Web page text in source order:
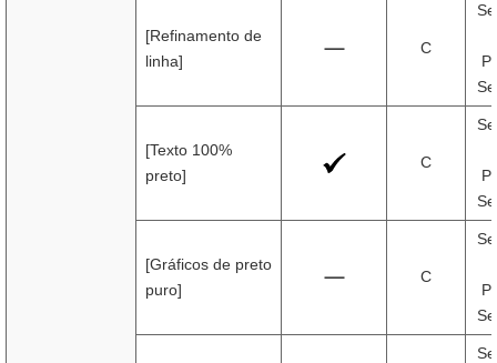
[Refinamento de
linha]
C
[Texto 100%
preto]
C
[Gráficos de preto
puro]
C